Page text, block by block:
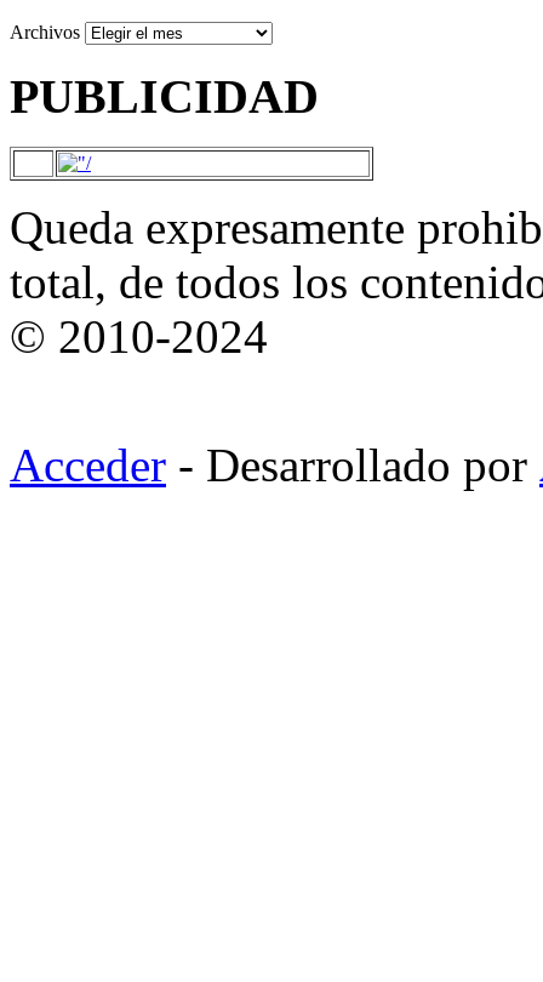
Archivos
PUBLICIDAD
Queda expresamente
total, de todos los
© 2010-2024
Acceder - Desarrollado por